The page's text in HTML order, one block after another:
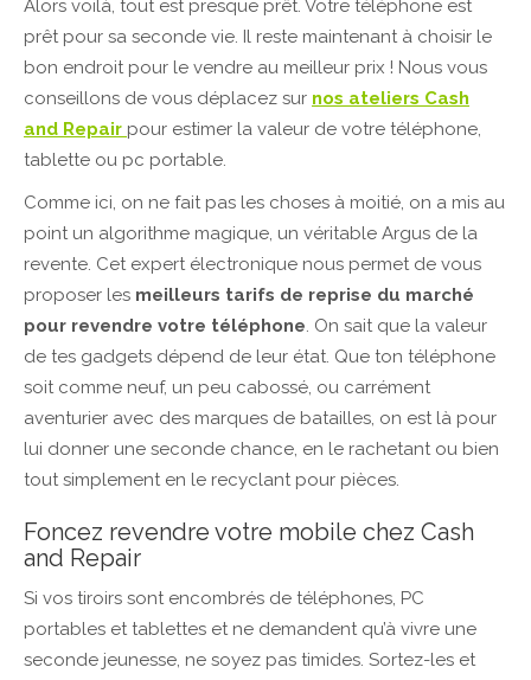
Alors voilà, tout est presque prêt. Votre téléphone est
prêt pour sa seconde vie. Il reste maintenant à choisir le
bon endroit pour le vendre au meilleur prix ! Nous vous
conseillons de vous déplacez sur nos ateliers Cash
and Repair pour estimer la valeur de votre téléphone,
tablette ou pc portable.
Comme ici, on ne fait pas les choses à moitié, on a mis au
point un algorithme magique, un véritable Argus de la
revente. Cet expert électronique nous permet de vous
proposer les meilleurs tarifs de reprise du marché
pour revendre votre téléphone. On sait que la valeur
de tes gadgets dépend de leur état. Que ton téléphone
soit comme neuf, un peu cabossé, ou carrément
aventurier avec des marques de batailles, on est là pour
lui donner une seconde chance, en le rachetant ou bien
tout simplement en le recyclant pour pièces.
Foncez revendre votre mobile chez Cash
and Repair
Si vos tiroirs sont encombrés de téléphones, PC
portables et tablettes et ne demandent qu’à vivre une
seconde jeunesse, ne soyez pas timides. Sortez-les et